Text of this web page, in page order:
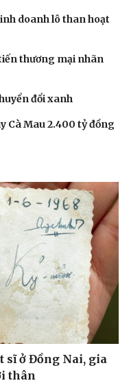
doanh lô than hoạt
thương mại nhãn
đổi xanh
Cà Mau 2.400 tỷ đồng
sĩ ở Đồng Nai, gia
thân